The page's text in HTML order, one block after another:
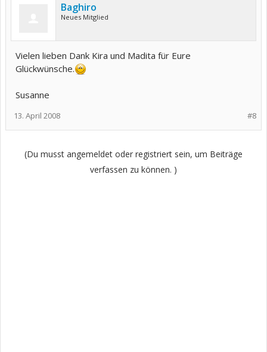
Baghiro
Neues Mitglied
Vielen lieben Dank Kira und Madita für Eure
Glückwünsche.
Susanne
#8
13. April 2008
(Du musst angemeldet oder registriert sein, um Beiträge
verfassen zu können. )